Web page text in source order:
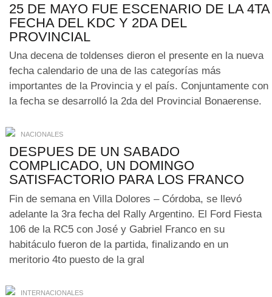
25 DE MAYO FUE ESCENARIO DE LA 4TA
FECHA DEL KDC Y 2DA DEL
PROVINCIAL
Una decena de toldenses dieron el presente en la nueva
fecha calendario de una de las categorías más
importantes de la Provincia y el país. Conjuntamente con
la fecha se desarrolló la 2da del Provincial Bonaerense.
NACIONALES
DESPUES DE UN SABADO
COMPLICADO, UN DOMINGO
SATISFACTORIO PARA LOS FRANCO
Fin de semana en Villa Dolores – Córdoba, se llevó
adelante la 3ra fecha del Rally Argentino. El Ford Fiesta
106 de la RC5 con José y Gabriel Franco en su
habitáculo fueron de la partida, finalizando en un
meritorio 4to puesto de la gral
INTERNACIONALES